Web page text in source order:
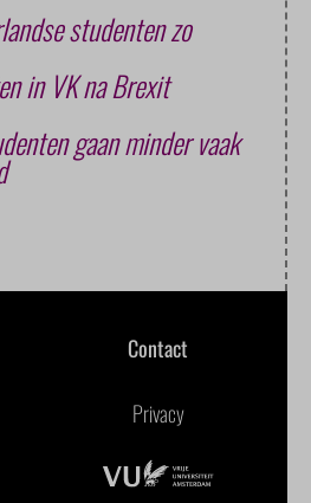
studenten zo
in VK na Brexit
gaan minder vaak
Contact
Privacy